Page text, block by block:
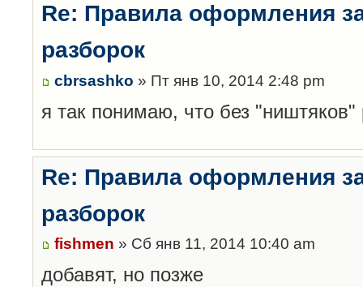
Re: Правила оформления
разборок
cbrsashko » Пт янв 10, 2014 2:48 pm
я так понимаю, что без "ништяков"
Re: Правила оформления
разборок
fishmen » Сб янв 11, 2014 10:40 am
добавят, но позже